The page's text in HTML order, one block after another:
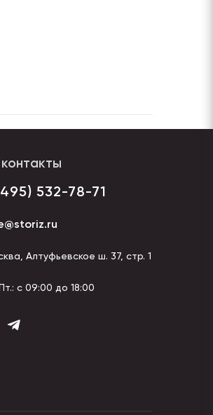
532-78-71
Алтуфьевское ш. 37, стр. 1
с 09:00 до 18:00